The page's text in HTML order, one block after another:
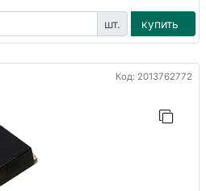
шт. купить
Код: 2013762772